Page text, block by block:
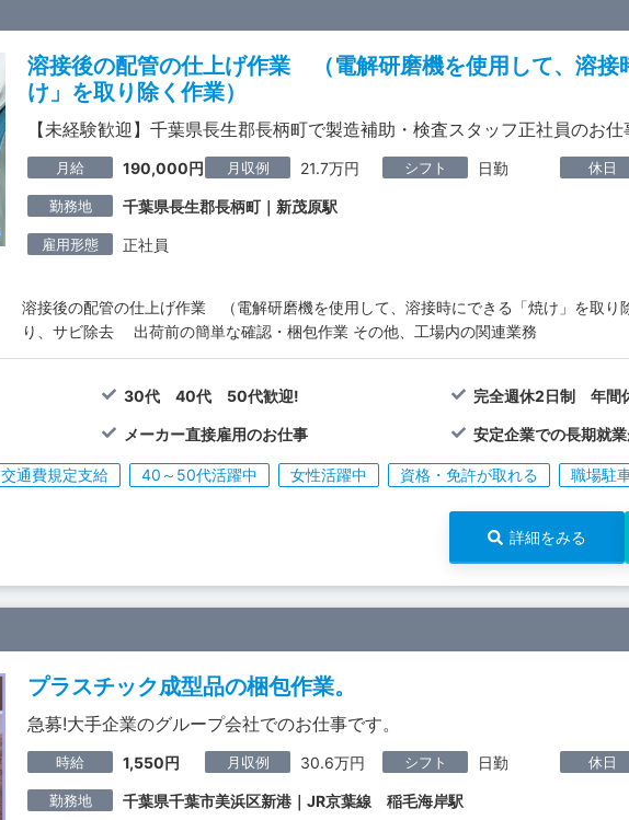
溶接後の配管の仕上げ作業 （電解研磨機を使用して、溶接
け」を取り除く作業）
【未経験歓迎】千葉県長生郡長柄町で製造補助・検査スタッフ正社員のお仕
月給 190,000円 月収例 21.7万円 シフト 日勤 休日
勤務地 千葉県長生郡長柄町｜新茂原駅
雇用形態 正社員
溶接後の配管の仕上げ作業 （電解研磨機を使用して、溶接時にできる「焼け」を取り
り、サビ除去 出荷前の簡単な確認・梱包作業 その他、工場内の関連業務
30代 40代 50代歓迎! 完全週休2日制 年間
メーカー直接雇用のお仕事 安定企業での長期就
交通費規定支給 40～50代活躍中 女性活躍中 資格・免許が取れる 職場駐
詳細をみる
プラスチック成型品の梱包作業。
急募!大手企業のグループ会社でのお仕事です。
時給 1,550円 月収例 30.6万円 シフト 日勤 休日
勤務地 千葉県千葉市美浜区新港｜JR京葉線 稲毛海岸駅